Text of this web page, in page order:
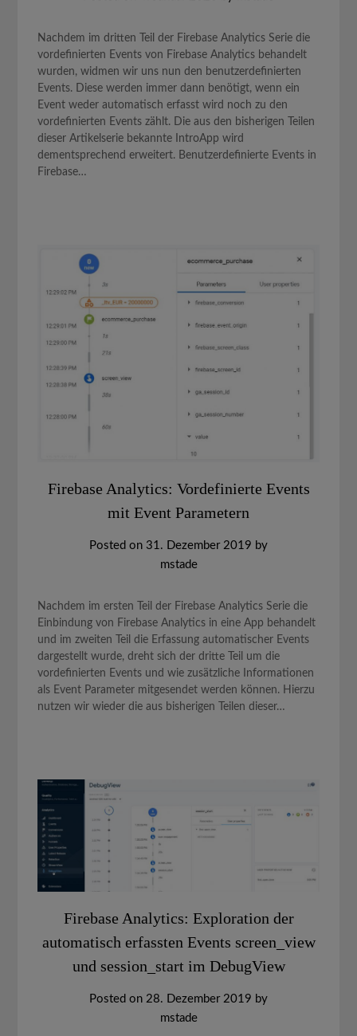
Nachdem im dritten Teil der Firebase Analytics Serie die
vordefinierten Events von Firebase Analytics behandelt
wurden, widmen wir uns nun den benutzerdefinierten
Events. Diese werden immer dann benötigt, wenn ein
Event weder automatisch erfasst wird noch zu den
vordefinierten Events zählt. Die aus den bisherigen Teilen
dieser Artikelserie bekannte IntroApp wird
dementsprechend erweitert. Benutzerdefinierte Events in
Firebase…
Firebase Analytics: Vordefinierte Events
mit Event Parametern
Posted on 31. Dezember 2019 by
mstade
Nachdem im ersten Teil der Firebase Analytics Serie die
Einbindung von Firebase Analytics in eine App behandelt
und im zweiten Teil die Erfassung automatischer Events
dargestellt wurde, dreht sich der dritte Teil um die
vordefinierten Events und wie zusätzliche Informationen
als Event Parameter mitgesendet werden können. Hierzu
nutzen wir wieder die aus bisherigen Teilen dieser…
Firebase Analytics: Exploration der
automatisch erfassten Events screen_view
und session_start im DebugView
Posted on 28. Dezember 2019 by
mstade